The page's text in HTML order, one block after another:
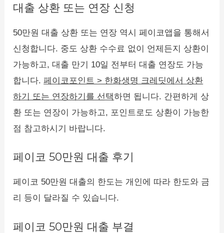
대출 상환 또는 연장 신청
50만원 대출 상환 또는 연장 역시 페이코앱을 통해서
신청합니다. 중도 상환 수수료 없이 언제든지 상환이
가능하고, 대출 만기 10일 전부터 대출 연장도 가능
합니다.페이코포인트 > 한화생명 크레딧에서 상환
하기 또는 연장하기를 선택하면 됩니다. 간편하게 상
환 또는 연장이 가능하고, 포인트로도 상환이 가능한
점 참고하시기 바랍니다.
페이코 50만원 대출 후기
페이코 50만원 대출의 한도는 개인에 따라 한도와 금
리 등이 달라질 수 있습니다.
페이코 50만원 대출 부결